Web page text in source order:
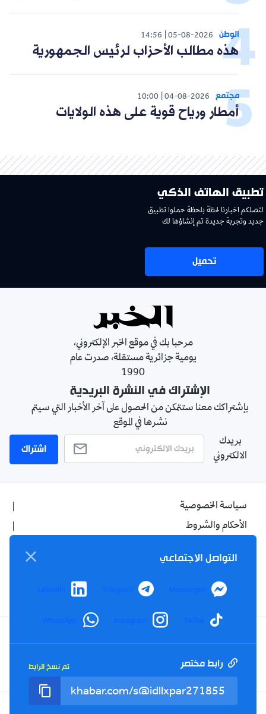
الوطن 05-08-2026
14:56
هذه مطالب الأحزاب لرئيس الجمهورية
مجتمع 04-08-2026
10:00
أمطار ورياح قوية على هذه الولايات
تطبيق الهاتف الذكي
لتصلكم اخبارنا لحظة بلحظة حملوا تطبيق
جديد وتجربة جديدة تم إنشاؤها لك
تحميل
مرحبا بك في موقع الخبر الإلكتروني،
يومية جزائرية مستقلة، صدرت عام
1990
الإشتراك في النشرة البريدية
بإشتراكك معنا ستتمكن من الحصول على آخر الأخبار التي سيتم
نشرها في الموقع
بريدك
الالكتروني
اشتراك
سياسة الخصوصية
الأحكام والشروط
اتصل بنا
من نحن
Facebook
YouTube
TikTok
Twitter
Tel : +213(0)023 31 69 04 - eMail :info@elkhabar.com
التواصل الاجتماعي
Messenger
Telegram
LinkedIn
TikTok
Instagram
WhatsApp
رابط مختصر تم نسخ الرابط